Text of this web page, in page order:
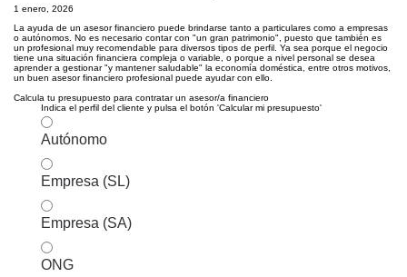
1 enero, 2026
La ayuda de un asesor financiero puede brindarse tanto a particulares como a empresas
o autónomos. No es necesario contar con "un gran patrimonio", puesto que también es
un profesional muy recomendable para diversos tipos de perfil. Ya sea porque el negocio
tiene una situación financiera compleja o variable, o porque a nivel personal se desea
aprender a gestionar "y mantener saludable" la economía doméstica, entre otros motivos,
un buen asesor financiero profesional puede ayudar con ello.
Calcula tu presupuesto para contratar un asesor/a financiero
Indica el perfil del cliente y pulsa el botón 'Calcular mi presupuesto'
Autónomo
Empresa (SL)
Empresa (SA)
ONG